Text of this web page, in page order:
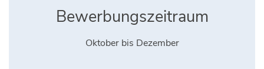
Bewerbungszeitraum
Oktober bis Dezember